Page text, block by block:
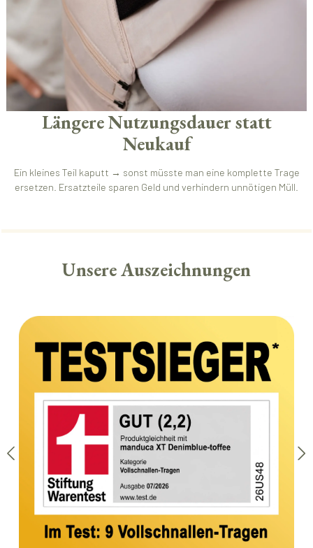
Längere Nutzungsdauer statt
Neukauf
Ein kleines Teil kaputt → sonst müsste man eine komplette Trage
ersetzen. Ersatzteile sparen Geld und verhindern unnötigen Müll.
Unsere Auszeichnungen
Bildergalerie überspringen